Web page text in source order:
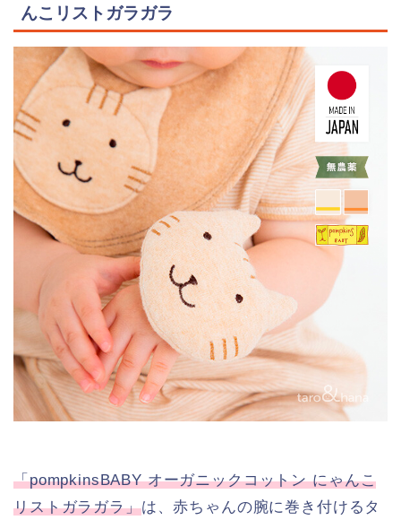
んこリストガラガラ
「pompkinsBABY オーガニックコットン にゃんこ
リストガラガラ」は、赤ちゃんの腕に巻き付けるタ